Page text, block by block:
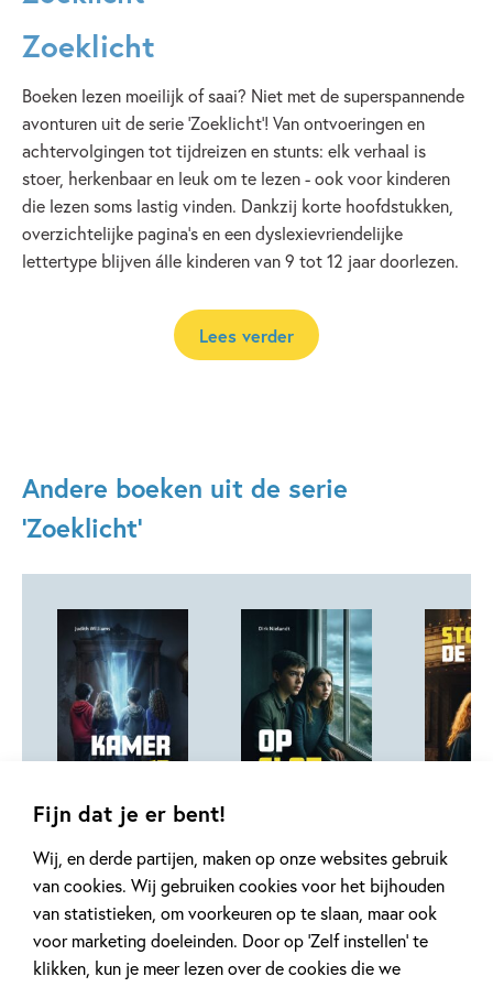
Fijn dat je er bent!
Wij, en derde partijen, maken op onze websites gebruik
van cookies. Wij gebruiken cookies voor het bijhouden
van statistieken, om voorkeuren op te slaan, maar ook
voor marketing doeleinden. Door op ‘Zelf instellen’ te
klikken, kun je meer lezen over de cookies die we
De boeken van de
verhaal dat geschikt is voor kinderen van 10 jaar en ouder.
Zo maakt Zoeklichtlezen weer leuk!
Spanning
Ferry Piekart
Zoeklicht
Boeken lezen moeilijk of saai? Niet met de superspannende
avonturen uit de serie 'Zoeklicht'! Van ontvoeringen en
achtervolgingen tot tijdreizen en stunts: elk verhaal is
stoer, herkenbaar en leuk om te lezen - ook voor kinderen
die lezen soms lastig vinden. Dankzij korte hoofdstukken,
overzichtelijke pagina's en een dyslexievriendelijke
lettertype blijven álle kinderen van 9 tot 12 jaar doorlezen.
Lees verder
Andere boeken uit de serie
'Zoeklicht'
Zoeklicht –
Kamer 13
Judith Williams
15 99
Zoeklicht – Op
slot
Dirk Nielandt
de film!